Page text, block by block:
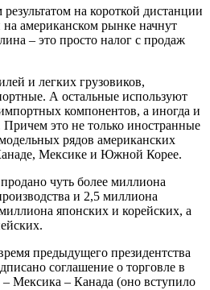
на короткой дистанции
на американском рынке начнут
– это просто налог с продаж
и легких грузовиков,
А остальные используют
компонентов, а иногда и
это не только иностранные
рядов американских
Мексике и Южной Корее.
чуть более миллиона
и 2,5 миллиона
японских и корейских, а
предыдущего президентства
соглашение о торговле в
– Канада (оно вступило